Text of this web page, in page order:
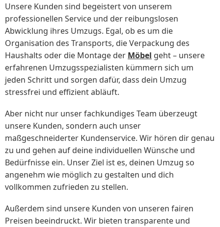
Unsere Kunden sind begeistert von unserem
professionellen Service und der reibungslosen
Abwicklung ihres Umzugs. Egal, ob es um die
Organisation des Transports, die Verpackung des
Haushalts oder die Montage der Möbel geht – unsere
erfahrenen Umzugsspezialisten kümmern sich um
jeden Schritt und sorgen dafür, dass dein Umzug
stressfrei und effizient abläuft.
Aber nicht nur unser fachkundiges Team überzeugt
unsere Kunden, sondern auch unser
maßgeschneiderter Kundenservice. Wir hören dir genau
zu und gehen auf deine individuellen Wünsche und
Bedürfnisse ein. Unser Ziel ist es, deinen Umzug so
angenehm wie möglich zu gestalten und dich
vollkommen zufrieden zu stellen.
Außerdem sind unsere Kunden von unseren fairen
Preisen beeindruckt. Wir bieten transparente und